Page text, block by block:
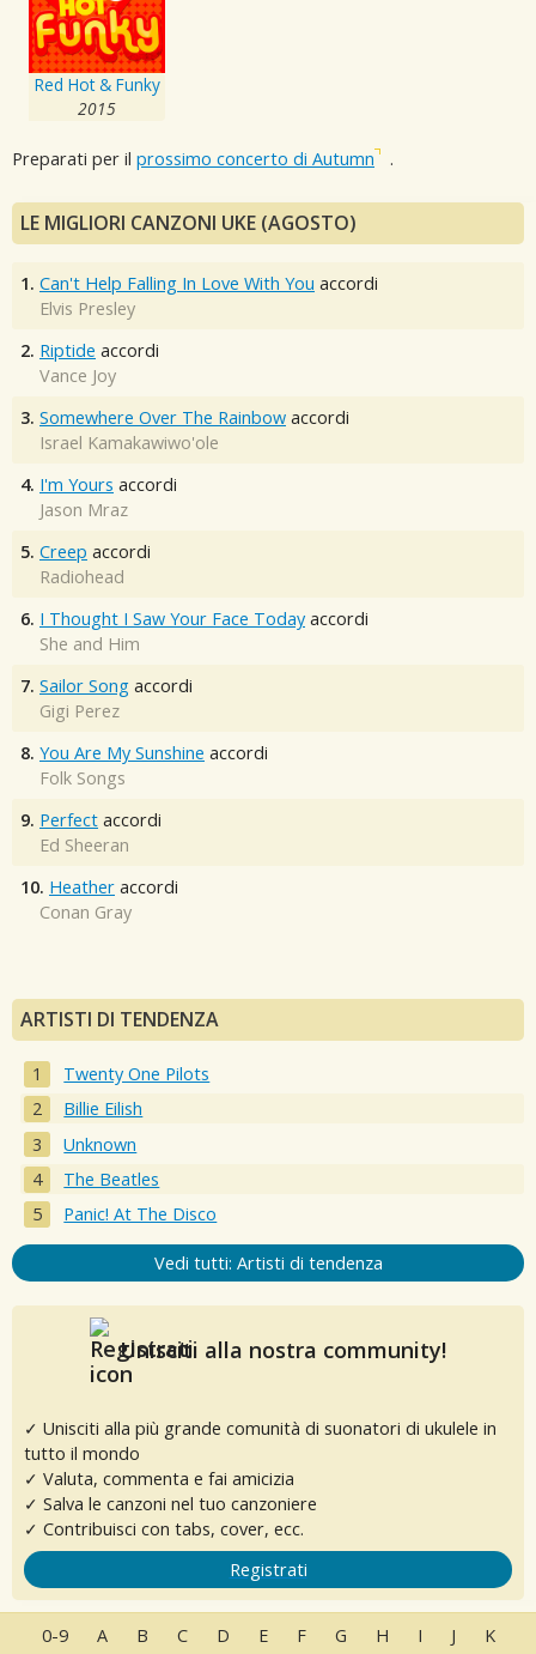
Red Hot & Funky
2015
Preparati per il prossimo concerto di Autumn .
LE MIGLIORI CANZONI UKE (AGOSTO)
1. Can't Help Falling In Love With You accordi
Elvis Presley
2. Riptide accordi
Vance Joy
3. Somewhere Over The Rainbow accordi
Israel Kamakawiwo'ole
4. I'm Yours accordi
Jason Mraz
5. Creep accordi
Radiohead
6. I Thought I Saw Your Face Today accordi
She and Him
7. Sailor Song accordi
Gigi Perez
8. You Are My Sunshine accordi
Folk Songs
9. Perfect accordi
Ed Sheeran
10. Heather accordi
Conan Gray
ARTISTI DI TENDENZA
Twenty One Pilots
Billie Eilish
Unknown
The Beatles
Panic! At The Disco
Vedi tutti: Artisti di tendenza
Unisciti alla nostra community!
✓ Unisciti alla più grande comunità di suonatori di ukulele in
tutto il mondo
✓ Valuta, commenta e fai amicizia
✓ Salva le canzoni nel tuo canzoniere
✓ Contribuisci con tabs, cover, ecc.
Registrati
0-9 A B C D E F G H I J K